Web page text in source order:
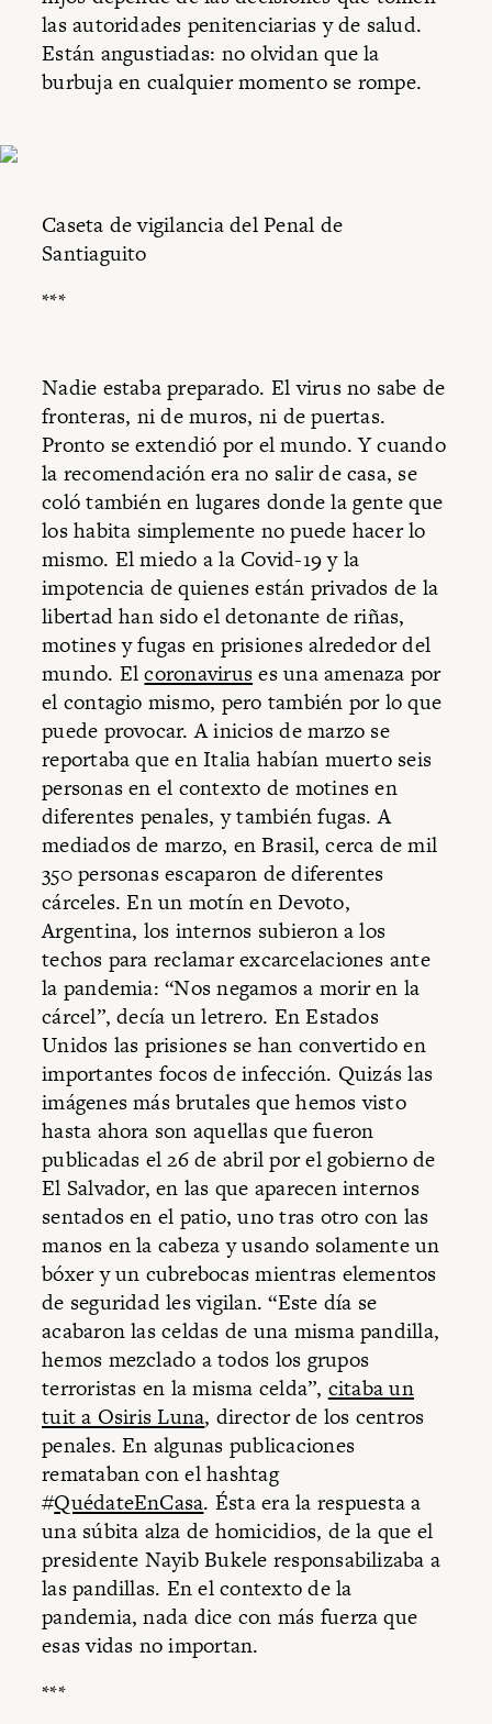
las autoridades penitenciarias y de salud.
Están angustiadas: no olvidan que la
burbuja en cualquier momento se rompe.
Caseta de vigilancia del Penal de
Santiaguito
***
Nadie estaba preparado. El virus no sabe de
fronteras, ni de muros, ni de puertas.
Pronto se extendió por el mundo. Y cuando
la recomendación era no salir de casa, se
coló también en lugares donde la gente que
los habita simplemente no puede hacer lo
mismo. El miedo a la Covid-19 y la
impotencia de quienes están privados de la
libertad han sido el detonante de riñas,
motines y fugas en prisiones alrededor del
mundo. Elcoronaviruses una amenaza por
el contagio mismo, pero también por lo que
puede provocar. A inicios de marzo se
reportaba que en Italia habían muerto seis
personas en el contexto de motines en
diferentes penales, y también fugas. A
mediados de marzo, en Brasil, cerca de mil
350 personas escaparon de diferentes
cárceles. En un motín en Devoto,
Argentina, los internos subieron a los
techos para reclamar excarcelaciones ante
la pandemia: “Nos negamos a morir en la
cárcel”, decía un letrero. En Estados
Unidos las prisiones se han convertido en
importantes focos de infección. Quizás las
imágenes más brutales que hemos visto
hasta ahora son aquellas que fueron
publicadas el 26 de abril por el gobierno de
El Salvador, en las que aparecen internos
sentados en el patio, uno tras otro con las
manos en la cabeza y usando solamente un
bóxer y un cubrebocas mientras elementos
de seguridad les vigilan. “Este día se
acabaron las celdas de una misma pandilla,
hemos mezclado a todos los grupos
terroristas en la misma celda”, citaba un
tuit a Osiris Luna, director de los centros
penales. En algunas publicaciones
remataban con el hashtag
#QuédateEnCasa. Ésta era la respuesta a
una súbita alza de homicidios, de la que el
presidente Nayib Bukele responsabilizaba a
las pandillas. En el contexto de la
pandemia, nada dice con más fuerza que
esas vidas no importan.
***